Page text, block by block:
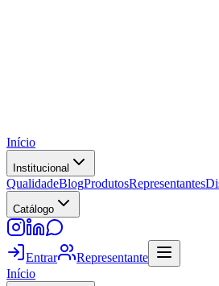
Início
Institucional
QualidadeBlogProdutosRepresentantes
Catálogo
Entrar
Representante
Início